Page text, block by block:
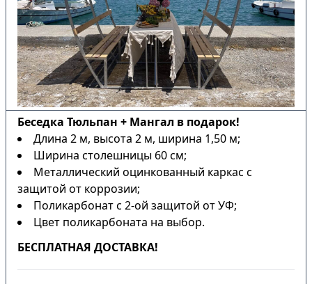
Беседка Тюльпан + Мангал в подарок!
Длина 2 м, высота 2 м, ширина 1,50 м;
Ширина столешницы 60 см;
Металлический оцинкованный каркас с
защитой от коррозии;
Поликарбонат с 2-ой защитой от УФ;
Цвет поликарбоната на выбор.
БЕСПЛАТНАЯ ДОСТАВКА!